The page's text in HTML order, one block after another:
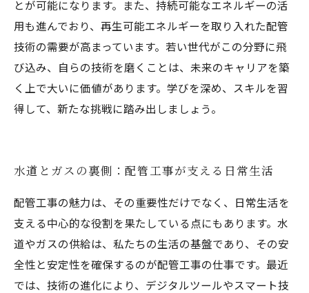
とが可能になります。また、持続可能なエネルギーの活
用も進んでおり、再生可能エネルギーを取り入れた配管
技術の需要が高まっています。若い世代がこの分野に飛
び込み、自らの技術を磨くことは、未来のキャリアを築
く上で大いに価値があります。学びを深め、スキルを習
得して、新たな挑戦に踏み出しましょう。
水道とガスの裏側：配管工事が支える日常生活
配管工事の魅力は、その重要性だけでなく、日常生活を
支える中心的な役割を果たしている点にもあります。水
道やガスの供給は、私たちの生活の基盤であり、その安
全性と安定性を確保するのが配管工事の仕事です。最近
では、技術の進化により、デジタルツールやスマート技